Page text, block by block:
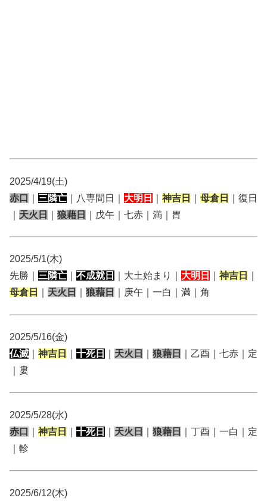
2025/4/19(土)
赤口
三隣亡 ｜八専間日｜ 大明日 神吉日 母倉日
｜復日
天火日 狼藉日 ｜戊午｜七赤｜満｜胃
2025/5/1(木)
先勝｜ 三隣亡 不成就日 ｜大土始まり｜ 大明日 神吉日
母倉日
天火日 狼藉日 ｜庚午｜一白｜満｜角
2025/5/16(金)
仏滅
神吉日 十死日 天火日 狼藉日
｜乙酉｜七赤｜定
｜婁
2025/5/28(水)
赤口
神吉日 十死日 天火日 狼藉日
｜丁酉｜一白｜定
｜軫
2025/6/12(木)